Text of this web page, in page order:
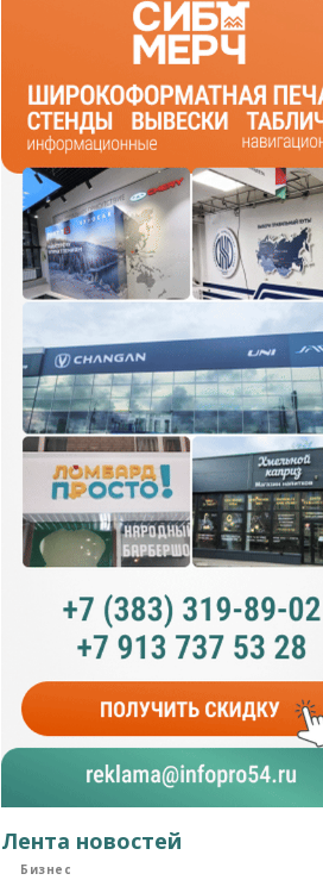
Лента новостей
Бизнес